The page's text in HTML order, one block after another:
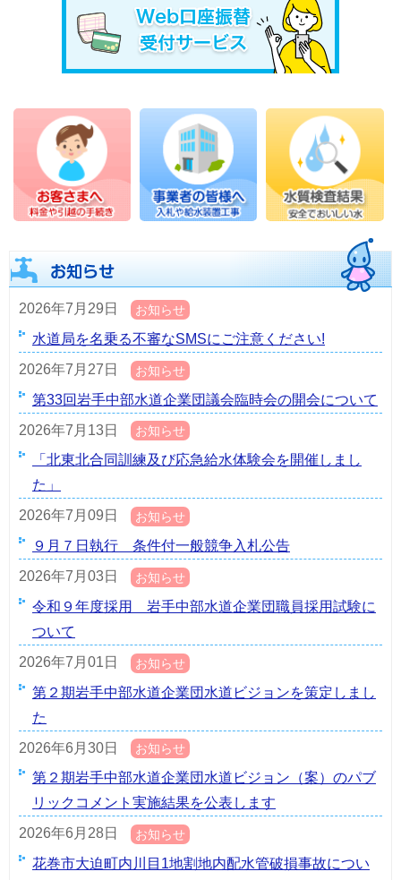
2026年7月29日 お知らせ
水道局を名乗る不審なSMSにご注意ください!
2026年7月27日
お知らせ
第33回岩手中部水道企業団議会臨時会の開会について
2026年7月13日
お知らせ
「北東北合同訓練及び応急給水体験会を開催しまし
た」
2026年7月09日
お知らせ
９月７日執行 条件付一般競争入札公告
2026年7月03日
お知らせ
令和９年度採用 岩手中部水道企業団職員採用試験に
ついて
2026年7月01日
お知らせ
第２期岩手中部水道企業団水道ビジョンを策定しまし
た
2026年6月30日
お知らせ
第２期岩手中部水道企業団水道ビジョン（案）のパブ
リックコメント実施結果を公表します
2026年6月28日
お知らせ
花巻市大迫町内川目1地割地内配水管破損事故につい